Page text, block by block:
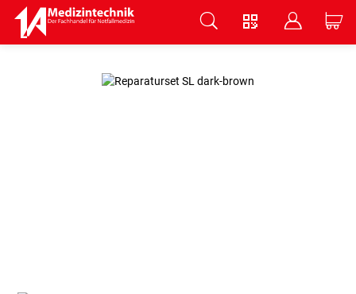
V B C